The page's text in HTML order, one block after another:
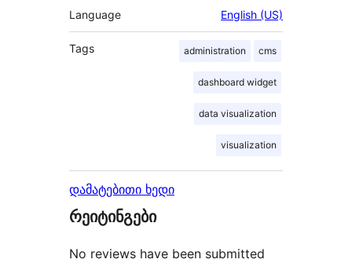
Language English (US)
Tags administration cms
dashboard widget
data visualization
visualization
დამატებითი ხედი
რეიტინგები
No reviews have been submitted